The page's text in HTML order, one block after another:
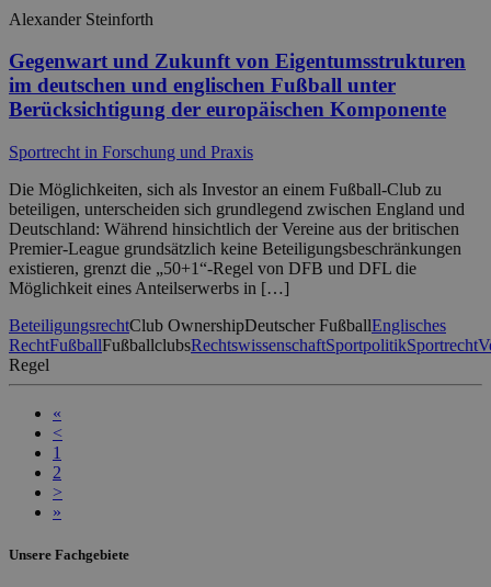
Alexander Steinforth
Gegenwart und Zukunft von Eigentumsstrukturen
im deutschen und englischen Fußball unter
Berücksichtigung der europäischen Komponente
Sportrecht in Forschung und Praxis
Die Möglichkeiten, sich als Investor an einem Fußball-Club zu
beteiligen, unterscheiden sich grundlegend zwischen England und
Deutschland: Während hinsichtlich der Vereine aus der britischen
Premier-League grundsätzlich keine Beteiligungsbeschränkungen
existieren, grenzt die „50+1“-Regel von DFB und DFL die
Möglichkeit eines Anteilserwerbs in […]
BeteiligungsrechtClub OwnershipDeutscher FußballEnglisches
RechtFußballFußballclubsRechtswissenschaftSportpolitikSportrecht
Regel
«
<
1
2
>
»
Unsere Fachgebiete